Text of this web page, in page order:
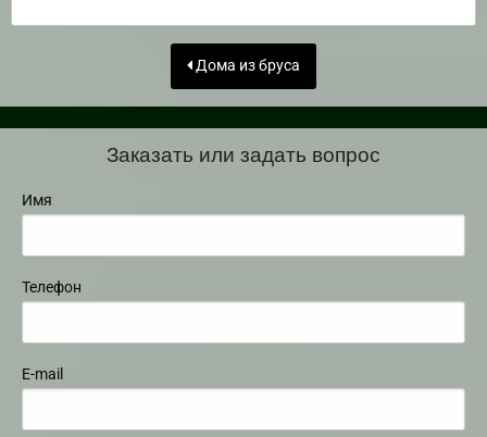
Дома из бруса
Заказать или задать вопрос
Имя
Телефон
E-mail